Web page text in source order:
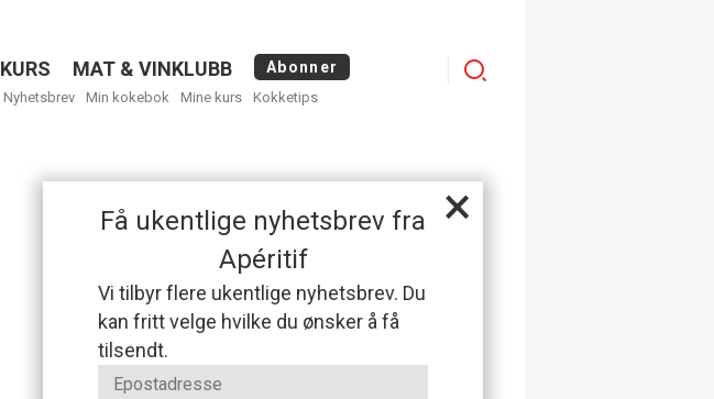
KURS MAT & VINKLUBB Abonner
Nyhetsbrev Min kokebok Mine kurs Kokketips
Logg
×
Få ukentlige nyhetsbrev fra
Apéritif
Vi tilbyr flere ukentlige nyhetsbrev. Du
kan fritt velge hvilke du ønsker å få
tilsendt.